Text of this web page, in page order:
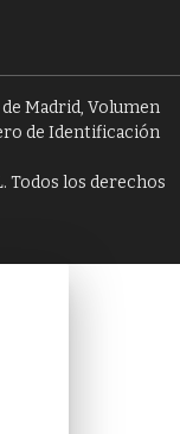
Madrid, Volumen
de Identificación
Todos los derechos